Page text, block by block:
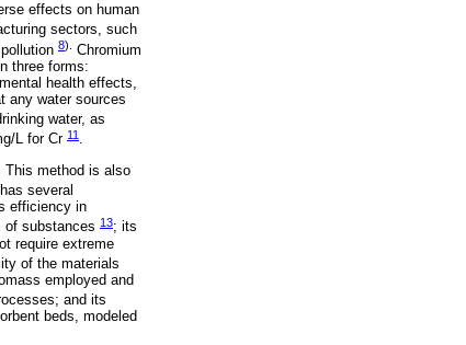
effects on human
sectors, such
8).
Chromium
three forms:
health effects,
any water sources
water, as
L for Cr 11 .
This method is also
several
efficiency in
of substances 13; its
require extreme
of the materials
employed and
and its
beds, modeled